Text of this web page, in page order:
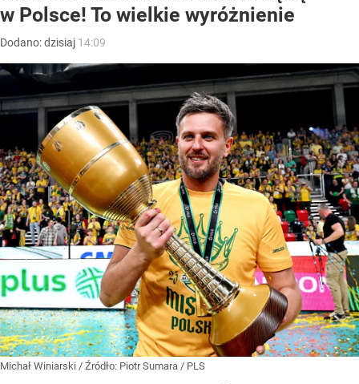
w Polsce! To wielkie wyróżnienie
Dodano:dzisiaj 14:09
Michał Winiarski / Źródło: Piotr Sumara / PLS